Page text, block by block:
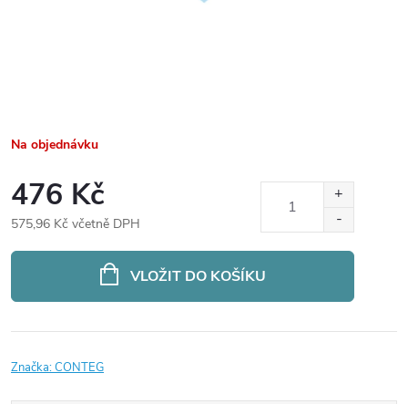
Na objednávku
476 Kč
575,96 Kč včetně DPH
VLOŽIT DO KOŠÍKU
Značka:CONTEG